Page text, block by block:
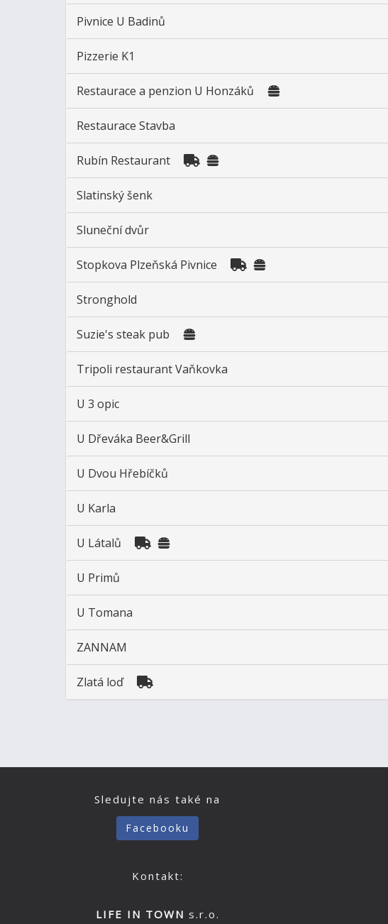
Pivnice U Badinů
Pizzerie K1
Restaurace a penzion U Honzáků
Restaurace Stavba
Rubín Restaurant
Slatinský šenk
Sluneční dvůr
Stopkova Plzeňská Pivnice
Stronghold
Suzie's steak pub
Tripoli restaurant Vaňkovka
U 3 opic
U Dřeváka Beer&Grill
U Dvou Hřebíčků
U Karla
U Látalů
U Primů
U Tomana
ZANNAM
Zlatá loď
Sledujte nás také na
Facebooku
Kontakt:
LIFE IN TOWN s.r.o.